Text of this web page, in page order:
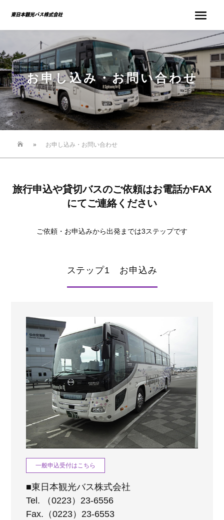
お申し込み・お問い合わせ
 » お申し込み・お問い合わせ
旅行申込や貸切バスのご依頼はお電話かFAX
にてご連絡ください
ご依頼・お申込みから出発までは3ステップです
ステップ1 お申込み
一般申込受付はこちら
■東日本観光バス株式会社
Tel. （0223）23-6556
Fax.（0223）23-6553